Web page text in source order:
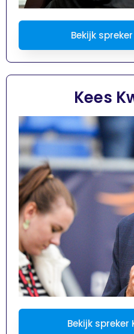
Bekijk
Kees
Bekijk spreker